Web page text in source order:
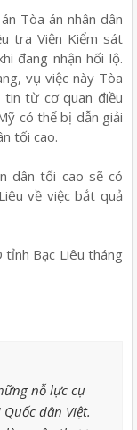
Tòa án nhân dân
tra Viện Kiểm sát
đang nhận hối lộ.
vụ việc này Tòa
tin từ cơ quan điều
có thể bị dẫn giải
tối cao.
dân tối cao sẽ có
về việc bắt quả
tỉnh Bạc Liêu tháng
nỗ lực cụ
dân Việt.